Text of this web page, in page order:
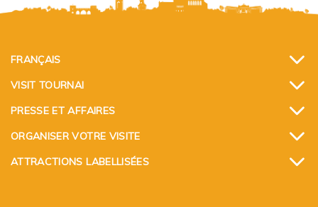
FRANÇAIS
VISIT TOURNAI
PRESSE ET AFFAIRES
ORGANISER VOTRE VISITE
ATTRACTIONS LABELLISÉES